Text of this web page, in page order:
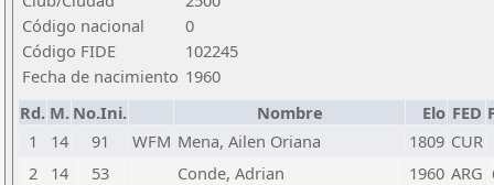
Código nacional
0
Código FIDE
102245
Fecha de nacimiento 1960
Rd. M. No.Ini. Nombre Elo FED
1
14 91 WFM Mena, Ailen Oriana 1809 CUR
2
14 53 Conde, Adrian 1960 ARG